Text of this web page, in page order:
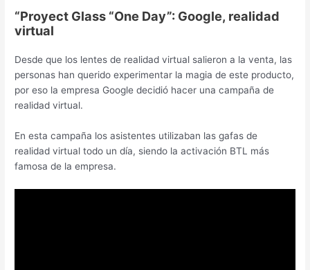
“Proyect Glass “One Day”: Google, realidad
virtual
Desde que los lentes de realidad virtual salieron a la venta, las
personas han querido experimentar la magia de este producto,
por eso la empresa Google decidió hacer una campaña de
realidad virtual.
En esta campaña los asistentes utilizaban las gafas de
realidad virtual todo un día, siendo la activación BTL más
famosa de la empresa.